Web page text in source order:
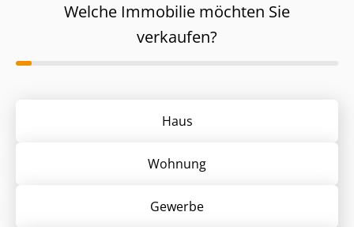
Welche Immobilie möchten Sie
verkaufen?
Haus
Wohnung
Gewerbe